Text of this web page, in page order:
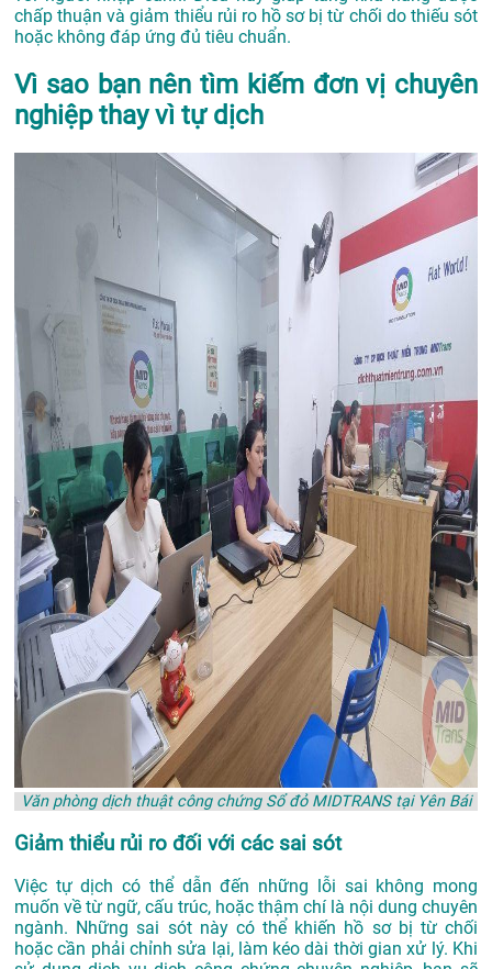
chấp thuận và giảm thiểu rủi ro hồ sơ bị từ chối do thiếu sót
hoặc không đáp ứng đủ tiêu chuẩn.
Vì sao bạn nên tìm kiếm đơn vị chuyên
nghiệp thay vì tự dịch
Văn phòng dịch thuật công chứng Sổ đỏ MIDTRANS tại Yên Bái
Giảm thiểu rủi ro đối với các sai sót
Việc tự dịch có thể dẫn đến những lỗi sai không mong
muốn về từ ngữ, cấu trúc, hoặc thậm chí là nội dung chuyên
ngành. Những sai sót này có thể khiến hồ sơ bị từ chối
hoặc cần phải chỉnh sửa lại, làm kéo dài thời gian xử lý. Khi